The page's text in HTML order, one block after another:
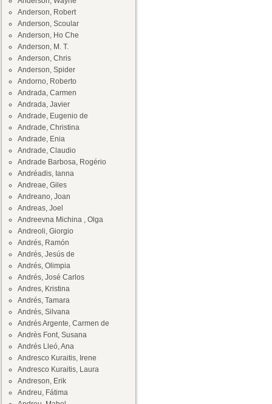
Anderson, Robert
Anderson, Scoular
Anderson, Ho Che
Anderson, M. T.
Anderson, Chris
Anderson, Spider
Andorno, Roberto
Andrada, Carmen
Andrada, Javier
Andrade, Eugenio de
Andrade, Christina
Andrade, Enia
Andrade, Claudio
Andrade Barbosa, Rogério
Andréadis, Ianna
Andreae, Giles
Andreano, Joan
Andreas, Joel
Andreevna Michina , Olga
Andreoli, Giorgio
Andrés, Ramón
Andrés, Jesús de
Andrés, Olimpia
Andrés, José Carlos
Andres, Kristina
Andrés, Tamara
Andrés, Silvana
Andrés Argente, Carmen de
Andrès Font, Susana
Andrés Lleó, Ana
Andresco Kuraitis, Irene
Andresco Kuraitis, Laura
Andreson, Erik
Andreu, Fátima